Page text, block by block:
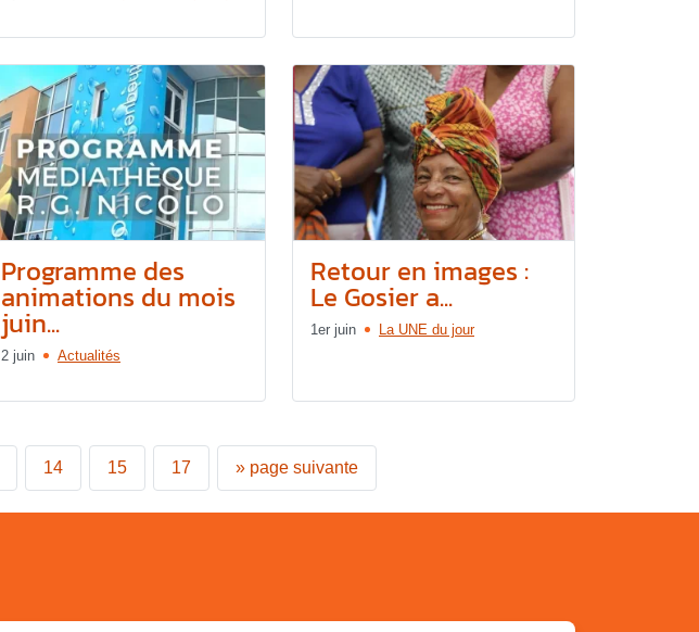
Programme des
animations du mois
juin...
2 juin Actualités
Retour en images :
Le Gosier a...
1er juin La UNE du jour
14 15 17 » page suivante